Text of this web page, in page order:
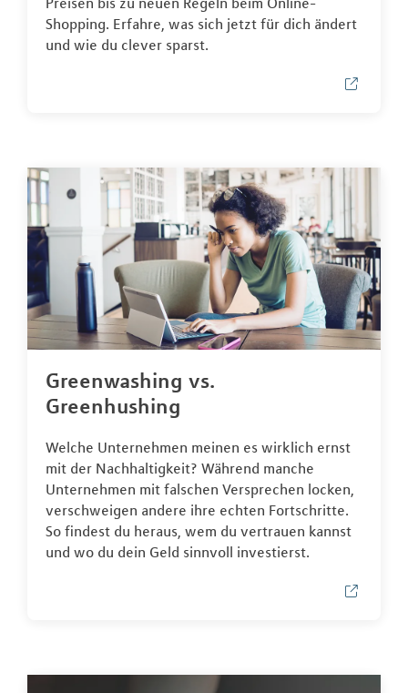
Shopping. Erfahre, was sich jetzt für dich ändert
und wie du clever sparst.
Greenwashing vs.
Greenhushing
Welche Unternehmen meinen es wirklich ernst
mit der Nachhaltigkeit? Während manche
Unternehmen mit falschen Versprechen locken,
verschweigen andere ihre echten Fortschritte.
So findest du heraus, wem du vertrauen kannst
und wo du dein Geld sinnvoll investierst.